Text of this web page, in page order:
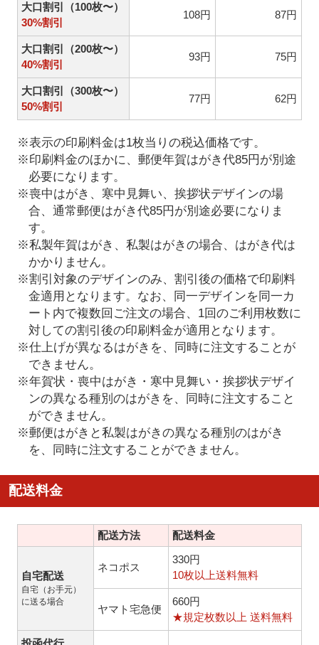
大口割引（100枚〜）
30%割引
108円 87円
大口割引（200枚〜）
40%割引
93円 75円
大口割引（300枚〜）
50%割引
77円 62円
※表示の印刷料金は1枚当りの税込価格です。
※印刷料金のほかに、郵便年賀はがき代85円が別途
必要になります。
※喪中はがき、寒中見舞い、挨拶状デザインの場
合、通常郵便はがき代85円が別途必要になりま
す。
※私製年賀はがき、私製はがきの場合、はがき代は
かかりません。
※割引対象のデザインのみ、割引後の価格で印刷料
金適用となります。なお、同一デザインを同一カ
ート内で複数回ご注文の場合、1回のご利用枚数に
対しての割引後の印刷料金が適用となります。
※仕上げが異なるはがきを、同時に注文することが
できません。
※年賀状・喪中はがき・寒中見舞い・挨拶状デザイ
ンの異なる種別のはがきを、同時に注文すること
ができません。
※郵便はがきと私製はがきの異なる種別のはがき
を、同時に注文することができません。
配送料金
配送方法 配送料金
自宅配送
自宅（お手元）
に送る場合
ネコポス
330円
10枚以上送料無料
ヤマト宅急便
660円
★規定枚数以上 送料無料